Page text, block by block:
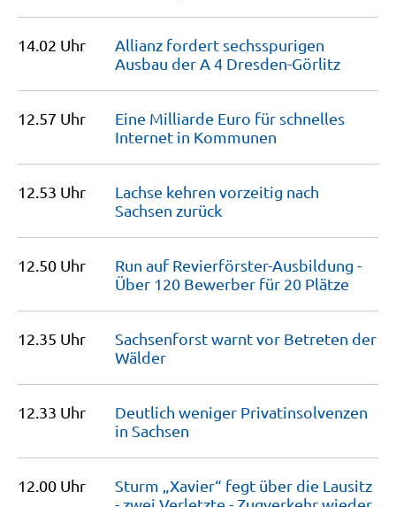
14.02 Uhr
Allianz fordert sechsspurigen
Ausbau der A 4 Dresden-Görlitz
12.57 Uhr
Eine Milliarde Euro für schnelles
Internet in Kommunen
12.53 Uhr
Lachse kehren vorzeitig nach
Sachsen zurück
12.50 Uhr
Run auf Revierförster-Ausbildung -
Über 120 Bewerber für 20 Plätze
12.35 Uhr
Sachsenforst warnt vor Betreten der
Wälder
12.33 Uhr
Deutlich weniger Privatin­solvenzen
in Sachsen
12.00 Uhr
Sturm „Xavier“ fegt über die Lausitz